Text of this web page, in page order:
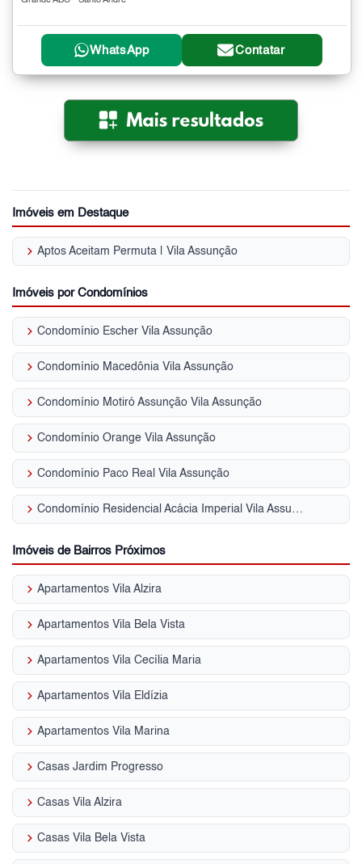
WhatsApp Contatar
Imóveis em Destaque
keyboard_arrow_right Aptos Aceitam Permuta | Vila Assunção
Imóveis por Condomínios
keyboard_arrow_right Condomínio Escher Vila Assunção
keyboard_arrow_right Condomínio Macedônia Vila Assunção
keyboard_arrow_right Condomínio Motiró Assunção Vila Assunção
keyboard_arrow_right Condomínio Orange Vila Assunção
keyboard_arrow_right Condomínio Paco Real Vila Assunção
keyboard_arrow_right Condomínio Residencial Acácia Imperial Vila Assunção
Imóveis de Bairros Próximos
keyboard_arrow_right Apartamentos Vila Alzira
keyboard_arrow_right Apartamentos Vila Bela Vista
keyboard_arrow_right Apartamentos Vila Cecília Maria
keyboard_arrow_right Apartamentos Vila Eldízia
keyboard_arrow_right Apartamentos Vila Marina
keyboard_arrow_right Casas Jardim Progresso
keyboard_arrow_right Casas Vila Alzira
keyboard_arrow_right Casas Vila Bela Vista